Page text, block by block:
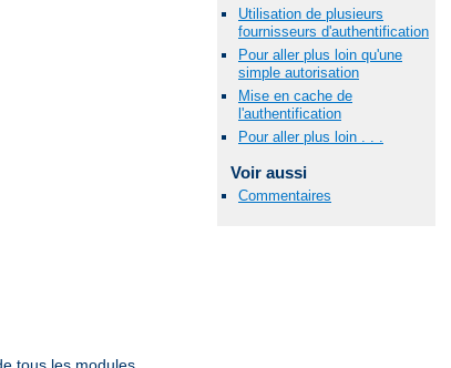
Utilisation de plusieurs
fournisseurs d'authentification
Pour aller plus loin qu'une
simple autorisation
Mise en cache de
l'authentification
Pour aller plus loin . . .
Voir aussi
Commentaires
tous les modules